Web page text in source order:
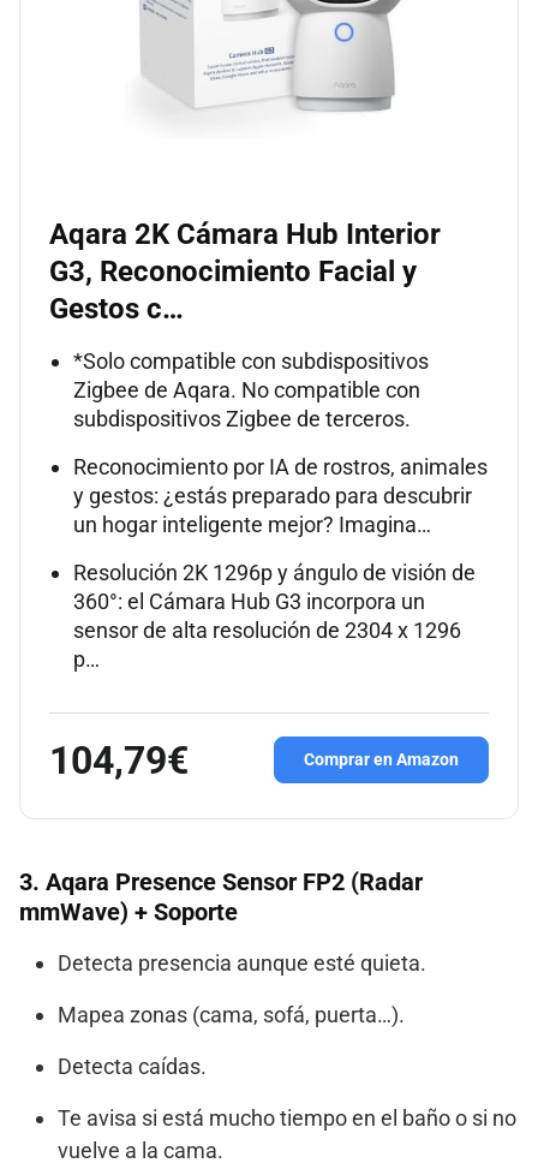
Aqara 2K Cámara Hub Interior
G3, Reconocimiento Facial y
Gestos c…
*Solo compatible con subdispositivos
Zigbee de Aqara. No compatible con
subdispositivos Zigbee de terceros.
Reconocimiento por IA de rostros, animales
y gestos: ¿estás preparado para descubrir
un hogar inteligente mejor? Imagina…
Resolución 2K 1296p y ángulo de visión de
360°: el Cámara Hub G3 incorpora un
sensor de alta resolución de 2304 x 1296
p…
104,79€ Comprar en Amazon
3. Aqara Presence Sensor FP2 (Radar
mmWave) + Soporte
Detecta presencia aunque esté quieta.
Mapea zonas (cama, sofá, puerta…).
Detecta caídas.
Te avisa si está mucho tiempo en el baño o si no
vuelve a la cama.